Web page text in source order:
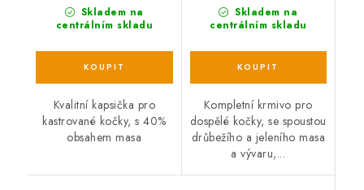
Skladem na
centrálním skladu
Kvalitní kapsička pro
kastrované kočky, s 40%
obsahem masa
Skladem na
centrálním skladu
Kompletní krmivo pro
dospělé kočky, se spoustou
drůbežího a jeleního masa
a vývaru,...